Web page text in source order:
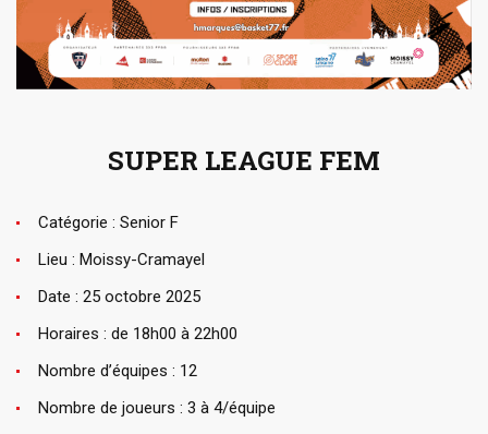
SUPER LEAGUE FEM
Catégorie : Senior F
Lieu : Moissy-Cramayel
Date : 25 octobre 2025
Horaires : de 18h00 à 22h00
Nombre d’équipes : 12
Nombre de joueurs : 3 à 4/équipe